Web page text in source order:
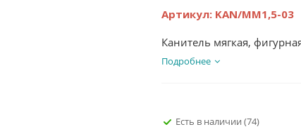
Артикул: KAN/MM1,5-03
Канитель мягкая,
Подробнее
Есть в наличии (74)